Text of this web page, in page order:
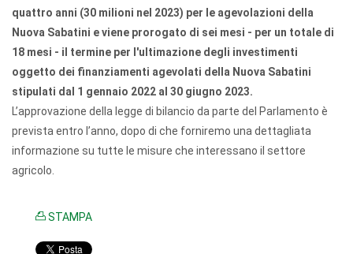
quattro anni (30 milioni nel 2023) per le agevolazioni della
Nuova Sabatini e viene prorogato di sei mesi - per un totale di
18 mesi - il termine per l'ultimazione degli investimenti
oggetto dei finanziamenti agevolati della Nuova Sabatini
stipulati dal 1 gennaio 2022 al 30 giugno 2023.
L’approvazione della legge di bilancio da parte del Parlamento è
prevista entro l’anno, dopo di che forniremo una dettagliata
informazione su tutte le misure che interessano il settore
agricolo.
STAMPA